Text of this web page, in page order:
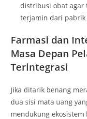
distribusi obat agar
terjamin dari pabrik
Farmasi dan
Masa Depan
Terintegrasi
Jika ditarik benang
dua sisi mata uang
mendukung